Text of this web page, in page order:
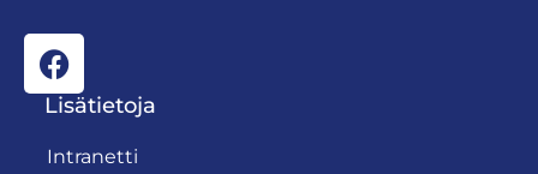
Lisätietoja
Intranetti